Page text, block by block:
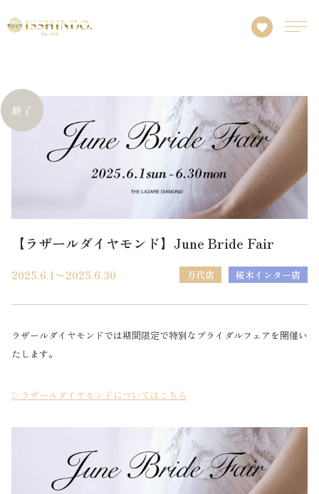
【ラザールダイヤモンド】June Bride Fair
2025.6.1〜2025.6.30 万代店 桜木インター店
ラザールダイヤモンドでは期間限定で特別なブライダルフェアを開催い
たします。
▷ラザールダイヤモンドについてはこちら